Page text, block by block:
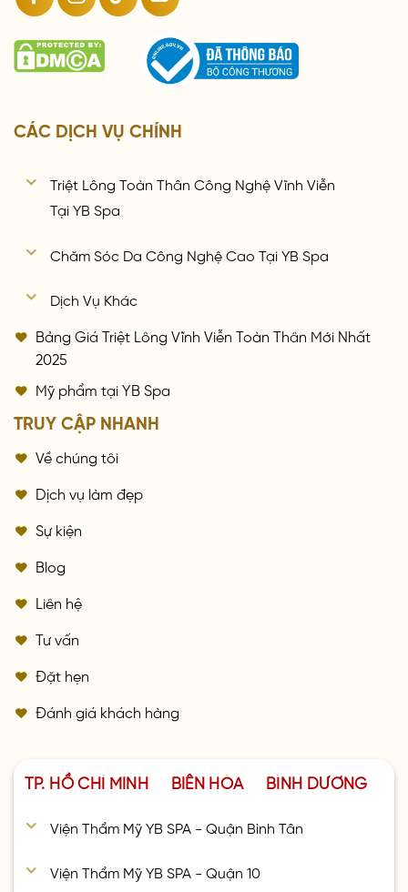
CÁC DỊCH VỤ CHÍNH
Triệt Lông Toàn Thân Công Nghệ Vĩnh Viễn
Tại YB Spa
Chăm Sóc Da Công Nghệ Cao Tại YB Spa
Dịch Vụ Khác
Bảng Giá Triệt Lông Vĩnh Viễn Toàn Thân Mới Nhất
2025
Mỹ phẩm tại YB Spa
TRUY CẬP NHANH
Về chúng tôi
Dịch vụ làm đẹp
Sự kiện
Blog
Liên hệ
Tư vấn
Đặt hẹn
Đánh giá khách hàng
TP. HỒ CHÍ MINH BIÊN HÒA BÌNH DƯƠNG
Viện Thẩm Mỹ YB SPA - Quận Bình Tân
Viện Thẩm Mỹ YB SPA - Quận 10